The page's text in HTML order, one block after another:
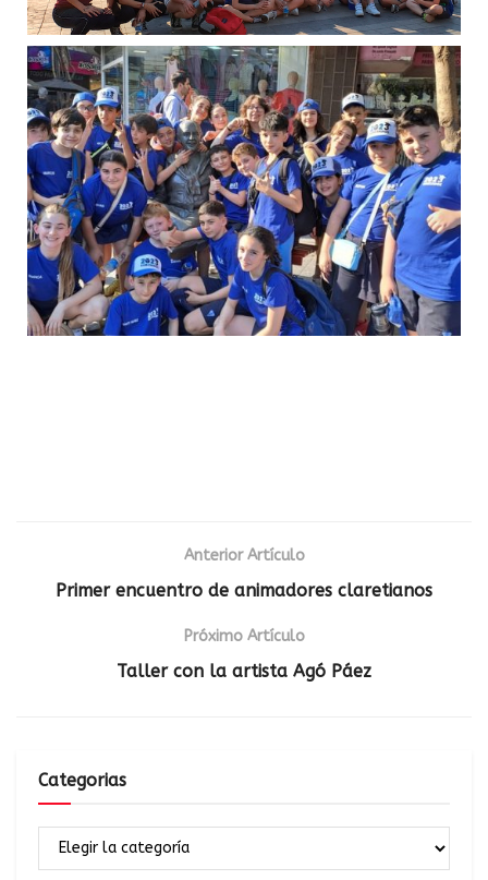
Anterior Artículo
Primer encuentro de animadores claretianos
Próximo Artículo
Taller con la artista Agó Páez
Categorias